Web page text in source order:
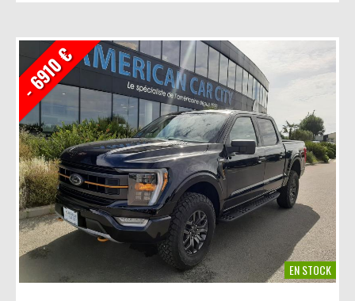
- 6910 €
EN STOCK